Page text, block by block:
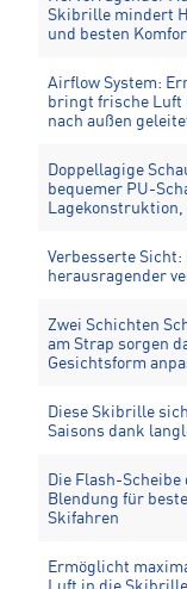
Skibrille mindert
und besten
Airflow System:
bringt frische Luft
nach außen
Doppellagige
bequemer PU-
Lagekonstruktion,
Verbesserte
herausragender
Zwei Schichten
am Strap sorgen
Gesichtsform
Diese Skibrille
Saisons dank
Die Flash-
Blendung für
Skifahren
Ermöglicht